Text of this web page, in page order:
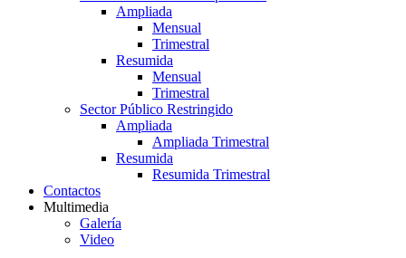
Ampliada
Mensual
Trimestral
Resumida
Mensual
Trimestral
Sector Público Restringido
Ampliada
Ampliada Trimestral
Resumida
Resumida Trimestral
Contactos
Multimedia
Galería
Video